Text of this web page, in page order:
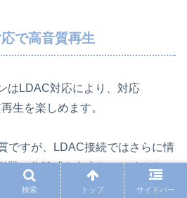
で高音質再生
はLDAC対応により、対応
生を楽しめます。
ですが、LDAC接続ではさらに情
器の分離感も向上していました。
検索 トップ サイドバー